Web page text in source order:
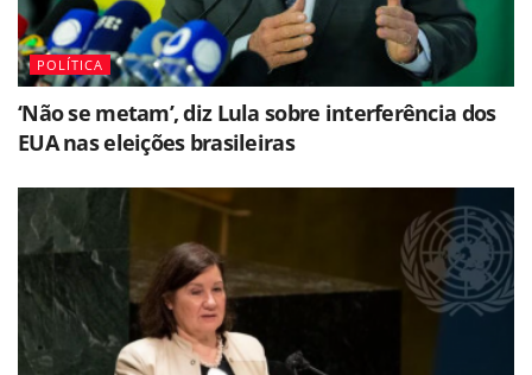
POLÍTICA
‘Não se metam’, diz Lula sobre interferência dos
EUA nas eleições brasileiras